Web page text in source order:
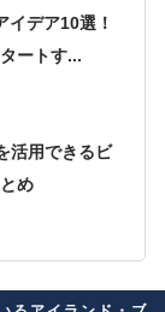
イデア10選！
ートす...
活用できるビ
め